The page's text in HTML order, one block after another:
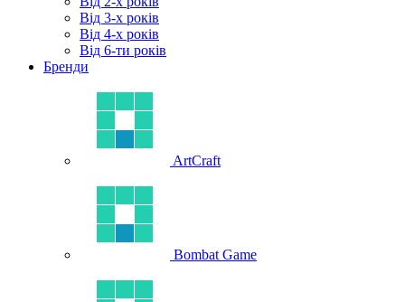
Від 3-х років
Від 4-х років
Від 6-ти років
Бренди
ArtCraft
Bombat Game